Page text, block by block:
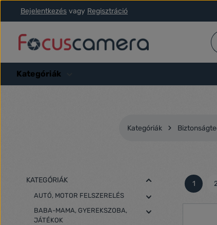
a fő tartalomra
Ugrás a kereséshez
Ugrás a fő navigációhoz
Bejelentkezés vagy Regisztráció
Kategóriák
Kategóriák
KATEGÓRIÁK
AUTÓ, MOTOR FELSZERELÉS
BABA-MAMA, GYEREKSZOBA,
JÁTÉKOK
Oldal
1